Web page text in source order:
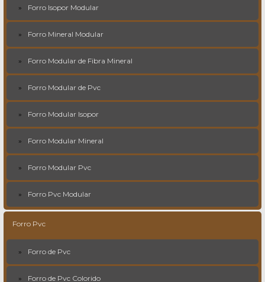
Forro Isopor Modular
Forro Mineral Modular
Forro Modular de Fibra Mineral
Forro Modular de Pvc
Forro Modular Isopor
Forro Modular Mineral
Forro Modular Pvc
Forro Pvc Modular
Forro Pvc
Forro de Pvc
Forro de Pvc Colorido